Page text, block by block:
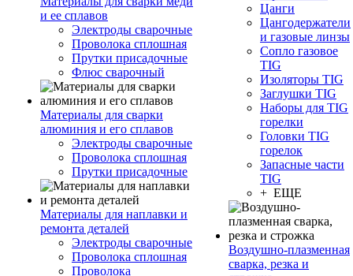
и ее сплавов
Электроды сварочные
Проволока сплошная
Прутки присадочные
Флюс сварочный
Материалы для сварки
алюминия и его сплавов
Электроды сварочные
Проволока сплошная
Прутки присадочные
Материалы для наплавки и
ремонта деталей
Электроды сварочные
Проволока сплошная
Проволока
Цанги
Цангодержатели
и газовые линзы
Сопло газовое
TIG
Изоляторы TIG
Заглушки TIG
Наборы для TIG
горелки
Головки TIG
горелок
Запасные части
TIG
+ ЕЩЕ
Воздушно-плазменная
сварка, резка и